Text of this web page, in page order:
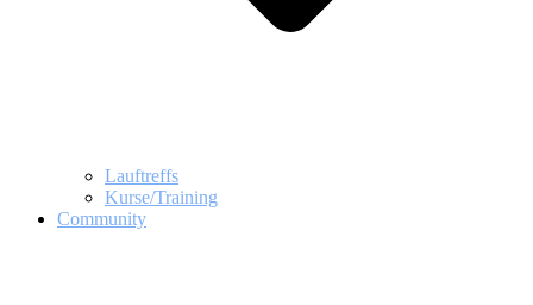
Lauftreffs
Kurse/Training
Community